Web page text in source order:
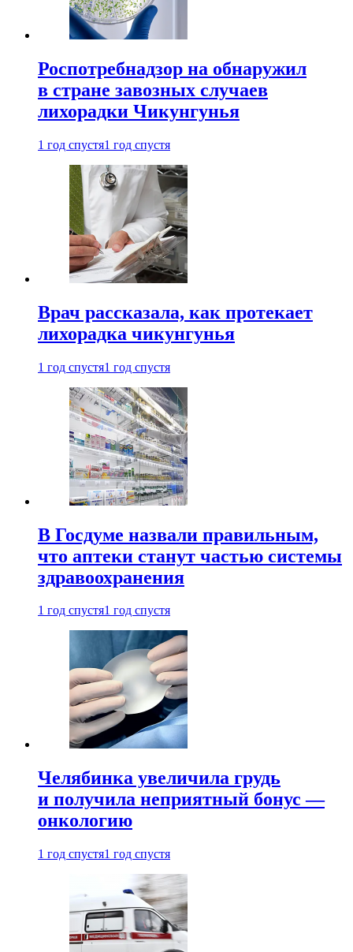
Роспотребнадзор на обнаружил
в стране завозных случаев
лихорадки Чикунгунья
1 год спустя1 год спустя
Врач рассказала, как протекает
лихорадка чикунгунья
1 год спустя1 год спустя
В Госдуме назвали правильным,
что аптеки станут частью системы
здравоохранения
1 год спустя1 год спустя
Челябинка увеличила грудь
и получила неприятный бонус —
онкологию
1 год спустя1 год спустя